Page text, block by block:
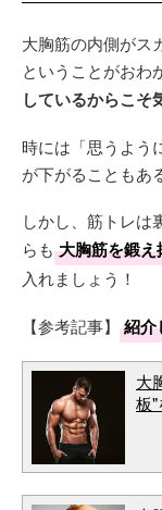
大胸筋の内側がス
ということがおわ
しているからこそ
時には「思うよう
が下がることもあ
しかし、筋トレは
らも 大胸筋を鍛
入れましょう！
【参考記事】 紹介
大
板"